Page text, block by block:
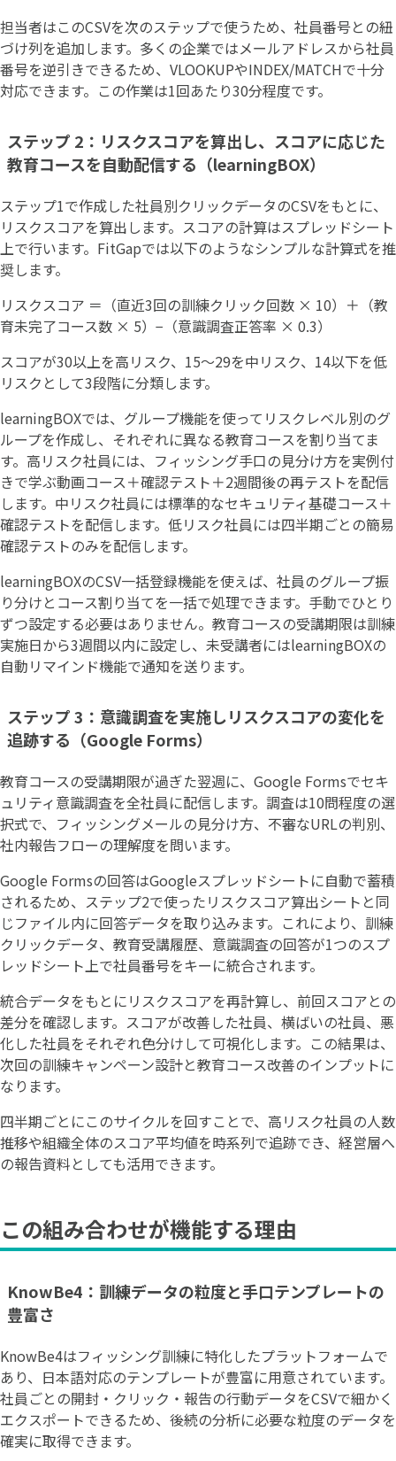
担当者はこのCSVを次のステップで使うため、社員番号との紐
づけ列を追加します。多くの企業ではメールアドレスから社員
番号を逆引きできるため、VLOOKUPやINDEX/MATCHで十分
対応できます。この作業は1回あたり30分程度です。
ステップ 2：リスクスコアを算出し、スコアに応じた
教育コースを自動配信する（learningBOX）
ステップ1で作成した社員別クリックデータのCSVをもとに、
リスクスコアを算出します。スコアの計算はスプレッドシート
上で行います。FitGapでは以下のようなシンプルな計算式を推
奨します。
リスクスコア ＝（直近3回の訓練クリック回数 × 10）＋（教
育未完了コース数 × 5）−（意識調査正答率 × 0.3）
スコアが30以上を高リスク、15〜29を中リスク、14以下を低
リスクとして3段階に分類します。
learningBOXでは、グループ機能を使ってリスクレベル別のグ
ループを作成し、それぞれに異なる教育コースを割り当てま
す。高リスク社員には、フィッシング手口の見分け方を実例付
きで学ぶ動画コース＋確認テスト＋2週間後の再テストを配信
します。中リスク社員には標準的なセキュリティ基礎コース＋
確認テストを配信します。低リスク社員には四半期ごとの簡易
確認テストのみを配信します。
learningBOXのCSV一括登録機能を使えば、社員のグループ振
り分けとコース割り当てを一括で処理できます。手動でひとり
ずつ設定する必要はありません。教育コースの受講期限は訓練
実施日から3週間以内に設定し、未受講者にはlearningBOXの
自動リマインド機能で通知を送ります。
ステップ 3：意識調査を実施しリスクスコアの変化を
追跡する（Google Forms）
教育コースの受講期限が過ぎた翌週に、Google Formsでセキ
ュリティ意識調査を全社員に配信します。調査は10問程度の選
択式で、フィッシングメールの見分け方、不審なURLの判別、
社内報告フローの理解度を問います。
Google Formsの回答はGoogleスプレッドシートに自動で蓄積
されるため、ステップ2で使ったリスクスコア算出シートと同
じファイル内に回答データを取り込みます。これにより、訓練
クリックデータ、教育受講履歴、意識調査の回答が1つのスプ
レッドシート上で社員番号をキーに統合されます。
統合データをもとにリスクスコアを再計算し、前回スコアとの
差分を確認します。スコアが改善した社員、横ばいの社員、悪
化した社員をそれぞれ色分けして可視化します。この結果は、
次回の訓練キャンペーン設計と教育コース改善のインプットに
なります。
四半期ごとにこのサイクルを回すことで、高リスク社員の人数
推移や組織全体のスコア平均値を時系列で追跡でき、経営層へ
の報告資料としても活用できます。
この組み合わせが機能する理由
KnowBe4：訓練データの粒度と手口テンプレートの
豊富さ
KnowBe4はフィッシング訓練に特化したプラットフォームで
あり、日本語対応のテンプレートが豊富に用意されています。
社員ごとの開封・クリック・報告の行動データをCSVで細かく
エクスポートできるため、後続の分析に必要な粒度のデータを
確実に取得できます。